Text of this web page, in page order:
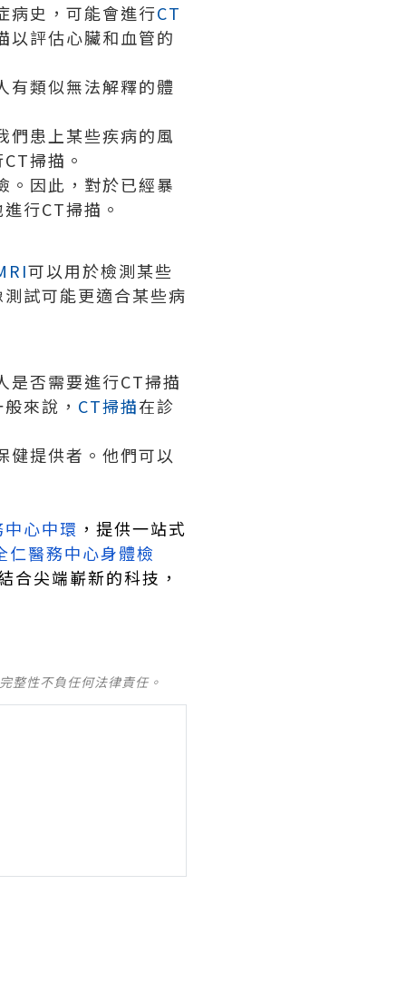
病史，可能會進行CT
以評估心臟和血管的
有類似無法解釋的體
們患上某些疾病的風
掃描。
。因此，對於已經暴
行CT掃描。
可以用於檢測某些
試可能更適合某些病
是否需要進行CT掃描
來說， CT掃描在診
健提供者。他們可以
心中環 ，提供一站式
仁醫務中心身體檢
合尖端嶄新的科技，
整性不負任何法律責任。